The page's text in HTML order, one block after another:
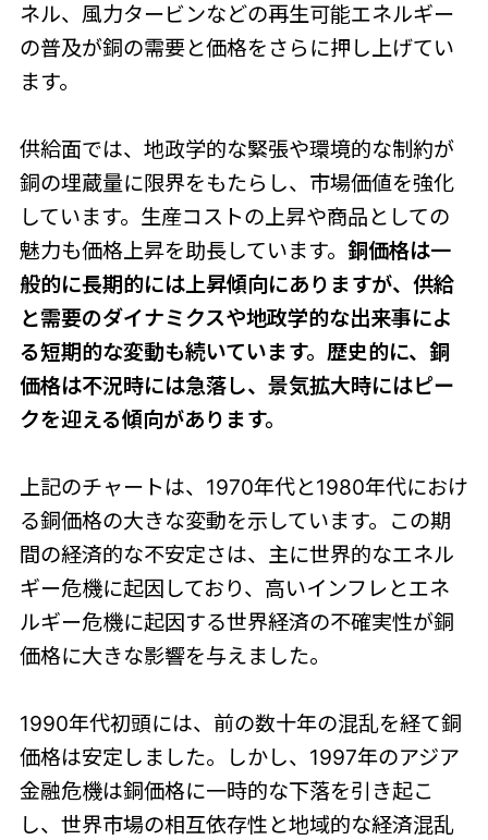
ネル、風力タービンなどの再生可能エネルギー
の普及が銅の需要と価格をさらに押し上げてい
ます。
供給面では、地政学的な緊張や環境的な制約が
銅の埋蔵量に限界をもたらし、市場価値を強化
しています。生産コストの上昇や商品としての
魅力も価格上昇を助長しています。 銅価格は一
般的に長期的には上昇傾向にありますが、供給
と需要のダイナミクスや地政学的な出来事によ
る短期的な変動も続いています。歴史的に、銅
価格は不況時には急落し、景気拡大時にはピー
クを迎える傾向があります。
上記のチャートは、1970年代と1980年代におけ
る銅価格の大きな変動を示しています。この期
間の経済的な不安定さは、主に世界的なエネル
ギー危機に起因しており、高いインフレとエネ
ルギー危機に起因する世界経済の不確実性が銅
価格に大きな影響を与えました。
1990年代初頭には、前の数十年の混乱を経て銅
価格は安定しました。しかし、1997年のアジア
金融危機は銅価格に一時的な下落を引き起こ
し、世界市場の相互依存性と地域的な経済混乱